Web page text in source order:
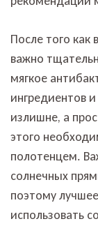
После того как
важно
мягкое
ингредиентов
излишне, а
этого
полотенцем.
солнечных
поэтому
использовать